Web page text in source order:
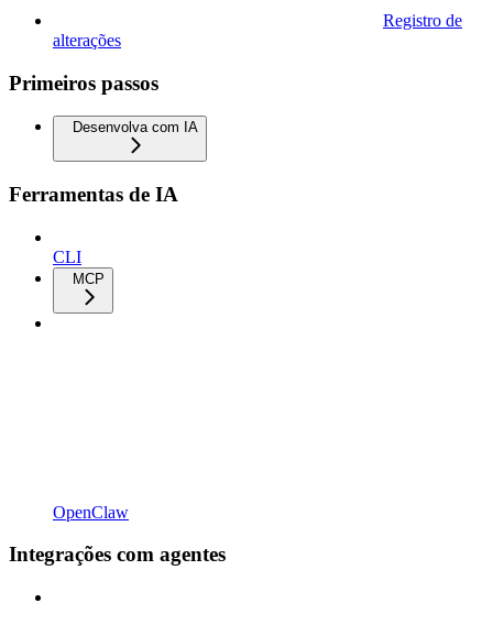
Registro de
alterações
Primeiros passos
Desenvolva com IA
Ferramentas de IA
CLI
MCP
OpenClaw
Integrações com agentes